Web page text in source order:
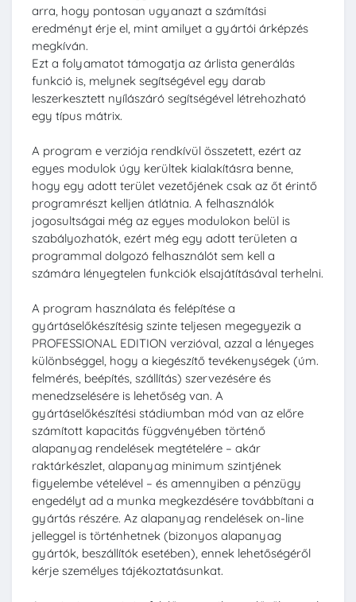
arra, hogy pontosan ugyanazt a számítási
eredményt érje el, mint amilyet a gyártói árképzés
megkíván.
Ezt a folyamatot támogatja az árlista generálás
funkció is, melynek segítségével egy darab
leszerkesztett nyílászáró segítségével létrehozható
egy típus mátrix.
A program e verziója rendkívül összetett, ezért az
egyes modulok úgy kerültek kialakításra benne,
hogy egy adott terület vezetőjének csak az őt érintő
programrészt kelljen átlátnia. A felhasználók
jogosultságai még az egyes modulokon belül is
szabályozhatók, ezért még egy adott területen a
programmal dolgozó felhasználót sem kell a
számára lényegtelen funkciók elsajátításával terhelni.
A program használata és felépítése a
gyártáselőkészítésig szinte teljesen megegyezik a
PROFESSIONAL EDITION verzióval, azzal a lényeges
különbséggel, hogy a kiegészítő tevékenységek (úm.
felmérés, beépítés, szállítás) szervezésére és
menedzselésére is lehetőség van. A
gyártáselőkészítési stádiumban mód van az előre
számított kapacitás függvényében történő
alapanyag rendelések megtételére – akár
raktárkészlet, alapanyag minimum szintjének
figyelembe vételével – és amennyiben a pénzügy
engedélyt ad a munka megkezdésére továbbítani a
gyártás részére. Az alapanyag rendelések on-line
jelleggel is történhetnek (bizonyos alapanyag
gyártók, beszállítók esetében), ennek lehetőségéről
kérje személyes tájékoztatásunkat.